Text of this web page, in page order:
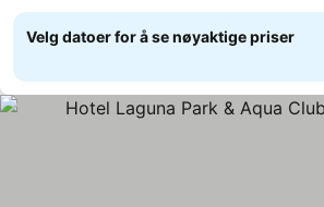
Velg datoer for å se nøyaktige priser